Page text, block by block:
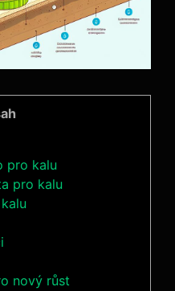
pro kalu
pro kalu
nový růst